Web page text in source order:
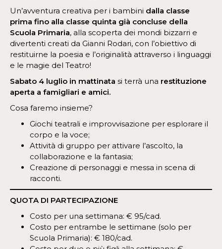
Un’avventura creativa per i bambini dalla classe
prima fino alla classe quinta già concluse della
Scuola Primaria, alla scoperta dei mondi bizzarri e
divertenti creati da Gianni Rodari, con l’obiettivo di
restituirne la poesia e l’originalità attraverso i linguaggi
e le magie del Teatro!
Sabato 4 luglio in mattinata si terrà una restituzione
aperta a famigliari e amici.
Cosa faremo insieme?
Giochi teatrali e improvvisazione per esplorare il
corpo e la voce;
Attività di gruppo per attivare l’ascolto, la
collaborazione e la fantasia;
Creazione di personaggi e messa in scena di
racconti.
QUOTA DI PARTECIPAZIONE
Costo per una settimana: € 95/cad.
Costo per entrambe le settimane (solo per
Scuola Primaria): € 180/cad.